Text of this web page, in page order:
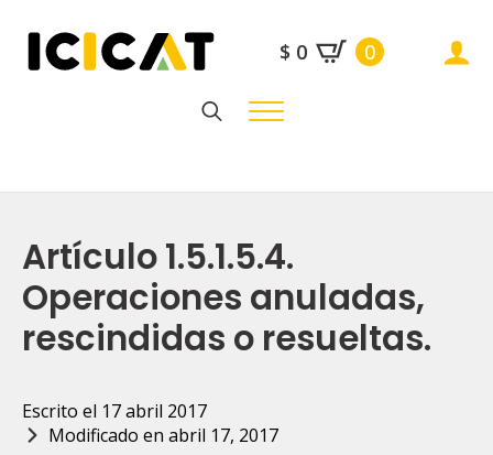
$ 0 0
Artículo 1.5.1.5.4.
Operaciones anuladas,
rescindidas o resueltas.
Escrito el 17 abril 2017
Modificado en abril 17, 2017